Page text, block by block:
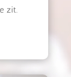
zit.